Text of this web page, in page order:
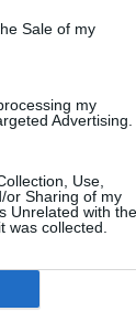
Sale of my
my
Advertising.
Use,
or Sharing of my
Unrelated with the
was collected.
Nordic